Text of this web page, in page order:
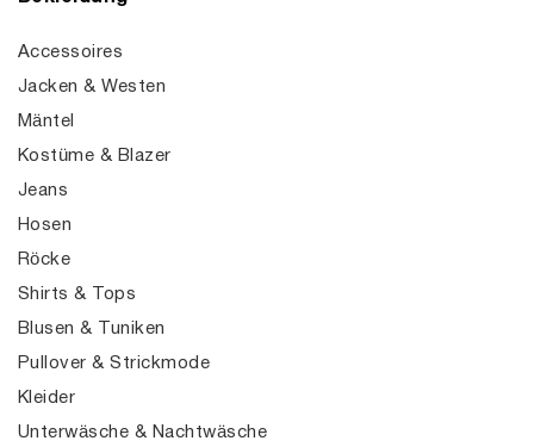
Accessoires
Jacken & Westen
Mäntel
Kostüme & Blazer
Jeans
Hosen
Röcke
Shirts & Tops
Blusen & Tuniken
Pullover & Strickmode
Kleider
Unterwäsche & Nachtwäsche